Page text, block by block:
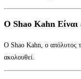
Ο Shao Kahn Είναι
Ο Shao Kahn, ο απόλυτος
ακολουθεί.